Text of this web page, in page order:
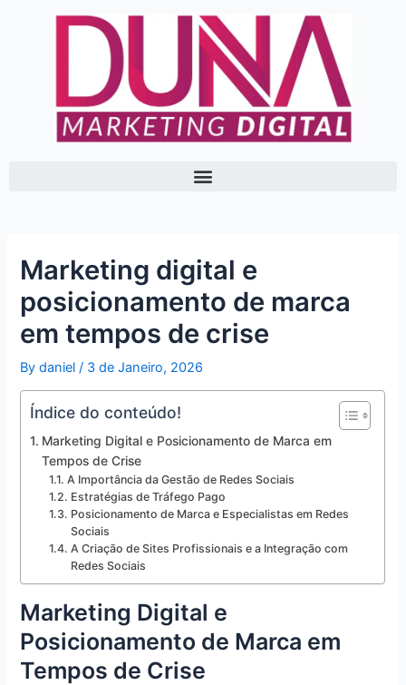
Marketing digital e
posicionamento de marca
em tempos de crise
Bydaniel / 3 de Janeiro, 2026
Índice do conteúdo!
Marketing Digital e Posicionamento de Marca em
Tempos de Crise
A Importância da Gestão de Redes Sociais
Estratégias de Tráfego Pago
Posicionamento de Marca e Especialistas em Redes
Sociais
A Criação de Sites Profissionais e a Integração com
Redes Sociais
Marketing Digital e
Posicionamento de Marca em
Tempos de Crise
navigation